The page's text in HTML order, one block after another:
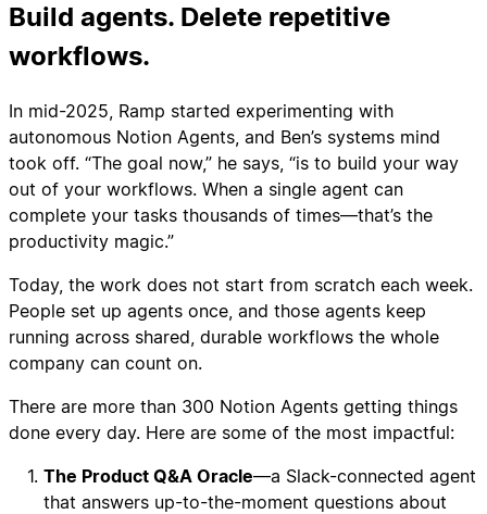
Build agents. Delete repetitive
workflows.
In mid-2025, Ramp started experimenting with
autonomous Notion Agents, and Ben’s systems mind
took off. “The goal now,” he says, “is to build your way
out of your workflows. When a single agent can
complete your tasks thousands of times—that’s the
productivity magic.”
Today, the work does not start from scratch each week.
People set up agents once, and those agents keep
running across shared, durable workflows the whole
company can count on.
There are more than 300 Notion Agents getting things
done every day. Here are some of the most impactful:
The Product Q&A Oracle—a Slack-connected agent
that answers up-to-the-moment questions about